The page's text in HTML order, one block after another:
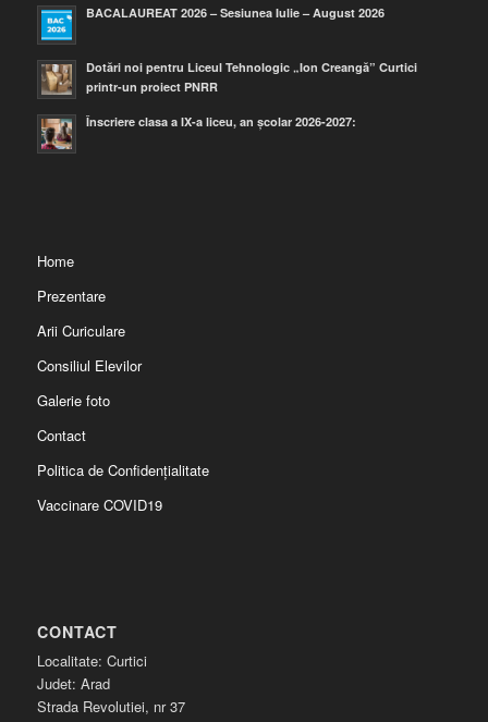
BACALAUREAT 2026 – Sesiunea Iulie – August 2026
Dotări noi pentru Liceul Tehnologic „Ion Creangă” Curtici
printr-un proiect PNRR
Înscriere clasa a IX-a liceu, an școlar 2026-2027:
Home
Prezentare
Arii Curiculare
Consiliul Elevilor
Galerie foto
Contact
Politica de Confidențialitate
Vaccinare COVID19
CONTACT
Localitate: Curtici
Judet: Arad
Strada Revolutiei, nr 37